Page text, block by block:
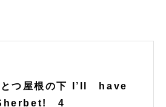
とつ屋根の下 I’ll have
4